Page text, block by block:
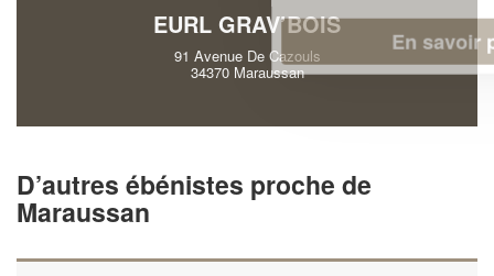
EURL GRAV’BOIS
91 Avenue De Cazouls
34370 Maraussan
D’autres ébénistes proche de
Maraussan
En savoir plus